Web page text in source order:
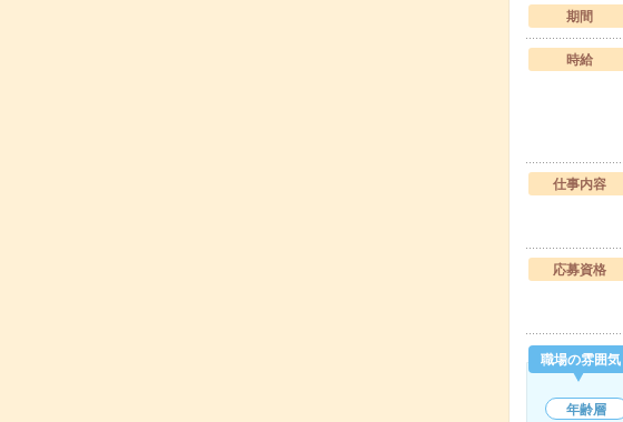
期間
時給
仕事内容
応募資格
職場の雰囲気
年齢層